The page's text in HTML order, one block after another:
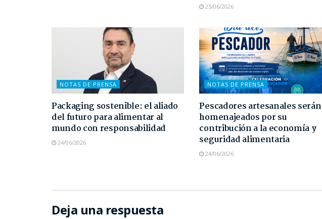
25/06/2026
NOTAS DE PRENSA
Packaging sostenible: el aliado
del futuro para alimentar al
mundo con responsabilidad
24/06/2026
NOTAS DE PRENSA
Pescadores artesanales serán
homenajeados por su
contribución a la economía y
seguridad alimentaria
24/06/2026
Deja una respuesta